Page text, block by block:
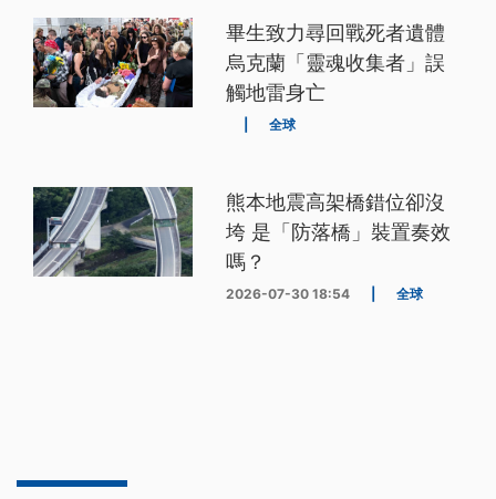
畢生致力尋回戰死者遺體
烏克蘭「靈魂收集者」誤
觸地雷身亡
全球
熊本地震高架橋錯位卻沒
垮 是「防落橋」裝置奏效
嗎？
2026-07-30 18:54 全球